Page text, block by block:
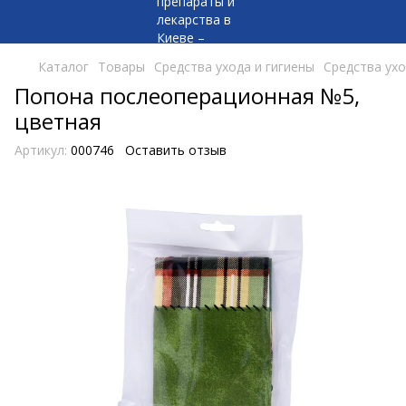
Каталог Товары Средства ухода и гигиены Средства
Попона послеоперационная №5,
цветная
Артикул: 000746 Оставить отзыв